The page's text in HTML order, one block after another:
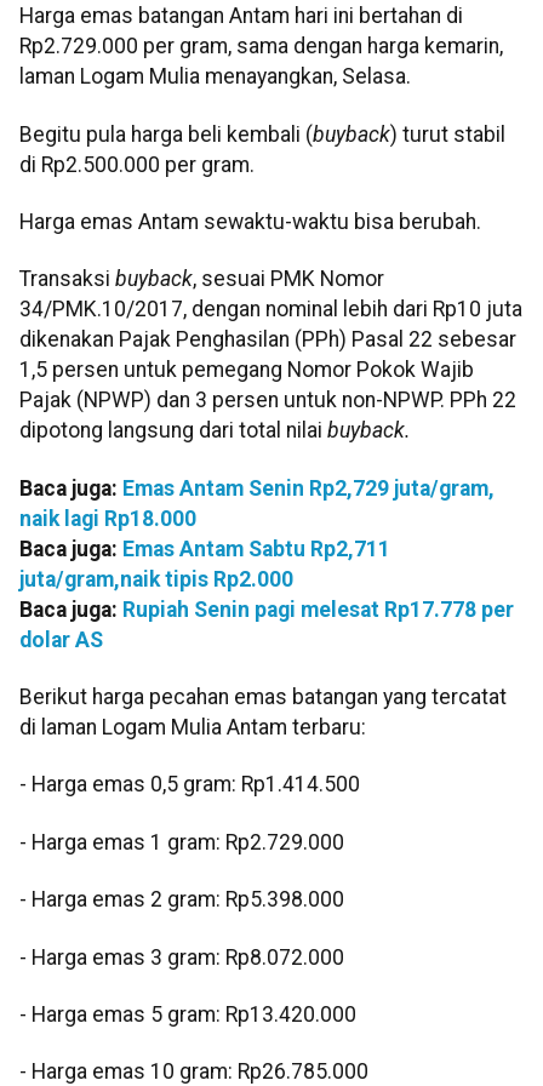
Harga emas batangan Antam hari ini bertahan di
Rp2.729.000 per gram, sama dengan harga kemarin,
laman Logam Mulia menayangkan, Selasa.
Begitu pula harga beli kembali (buyback) turut stabil
di Rp2.500.000 per gram.
Harga emas Antam sewaktu-waktu bisa berubah.
Transaksi buyback, sesuai PMK Nomor
34/PMK.10/2017, dengan nominal lebih dari Rp10 juta
dikenakan Pajak Penghasilan (PPh) Pasal 22 sebesar
1,5 persen untuk pemegang Nomor Pokok Wajib
Pajak (NPWP) dan 3 persen untuk non-NPWP. PPh 22
dipotong langsung dari total nilai buyback.
Baca juga: Emas Antam Senin Rp2,729 juta/gram,
naik lagi Rp18.000
Baca juga: Emas Antam Sabtu Rp2,711
juta/gram,naik tipis Rp2.000
Baca juga: Rupiah Senin pagi melesat Rp17.778 per
dolar AS
Berikut harga pecahan emas batangan yang tercatat
di laman Logam Mulia Antam terbaru:
‎‎- Harga emas 0,5 gram: Rp1.414.500
- Harga emas 1 gram: Rp2.729.000
‎- Harga emas 2 gram: Rp5.398.000
‎- Harga emas 3 gram: Rp8.072.000
‎- Harga emas 5 gram: Rp13.420.000
‎- Harga emas 10 gram: Rp26.785.000